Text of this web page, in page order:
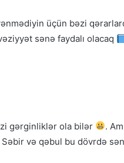
üçün bəzi
sənə faydalı olacaq
gərginliklər ola bilər
.
Səbir və qəbul bu dövrdə